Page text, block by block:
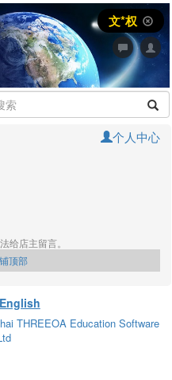
文*权
个人中心
给店主留言。
顶部
English
THREEOA Education Software